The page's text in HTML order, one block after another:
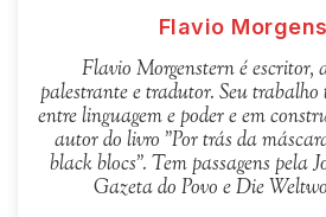
Flavio
Flavio Morgenstern é escritor,
palestrante e tradutor. Seu trabalho
entre linguagem e poder e em
autor do livro "Por trás da
black blocs". Tem passagens pela
Gazeta do Povo e Die